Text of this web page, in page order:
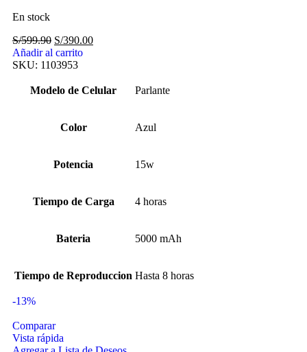
En stock
S/599.90 S/390.00
Añadir al carrito
SKU: 1103953
Modelo de Celular Parlante
Color Azul
Potencia 15w
Tiempo de Carga 4 horas
Bateria 5000 mAh
Tiempo de Reproduccion Hasta 8 horas
-13%
Comparar
Vista rápida